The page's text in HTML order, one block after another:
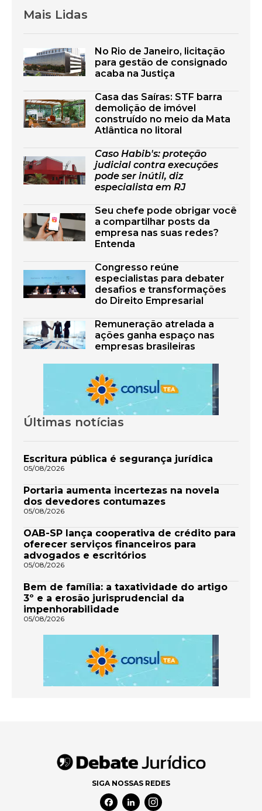
Mais Lidas
No Rio de Janeiro, licitação
para gestão de consignado
acaba na Justiça
Casa das Saíras: STF barra
demolição de imóvel
construído no meio da Mata
Atlântica no litoral
Caso Habib's: proteção
judicial contra execuções
pode ser inútil, diz
especialista em RJ
Seu chefe pode obrigar você
a compartilhar posts da
empresa nas suas redes?
Entenda
Congresso reúne
especialistas para debater
desafios e transformações
do Direito Empresarial
Remuneração atrelada a
ações ganha espaço nas
empresas brasileiras
Últimas notícias
Escritura pública é segurança jurídica
05/08/2026
Portaria aumenta incertezas na novela
dos devedores contumazes
05/08/2026
OAB-SP lança cooperativa de crédito para
oferecer serviços financeiros para
advogados e escritórios
05/08/2026
Bem de família: a taxatividade do artigo
3º e a erosão jurisprudencial da
impenhorabilidade
05/08/2026
SIGA NOSSAS REDES
Facebook Social Media
Linkedin Social Media
Instagram Social Media